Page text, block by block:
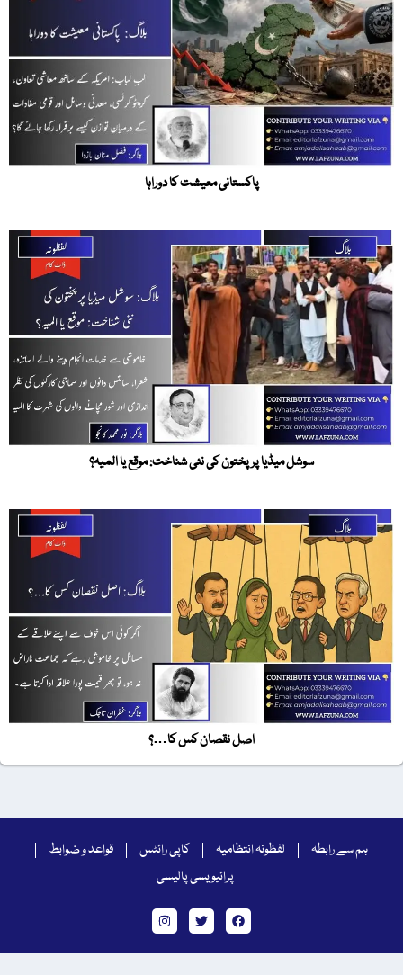
پاکستانی معیشت کا دوراہا
سوشل میڈیا پر پختون کی نئی شناخت: موقع یا المیہ؟
اصل نقصان کس کا…؟
ہم سے رابطہ لفظونہ انتظامیہ کاپی رائٹس
قواعد و ضوابط
پرائیویسی پالیسی